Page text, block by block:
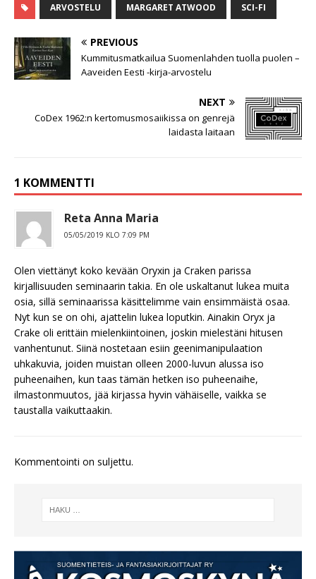
ARVOSTELU MARGARET ATWOOD SCI-FI
PREVIOUS
Kummitusmatkailua Suomenlahden tuolla puolen –
Aaveiden Eesti -kirja-arvostelu
NEXT
CoDex 1962:n kertomusmosaiikissa on genrejä
laidasta laitaan
1 KOMMENTTI
Reta Anna Maria
05/05/2019 KLO 7:09 PM
Olen viettänyt koko kevään Oryxin ja Craken parissa
kirjallisuuden seminaarin takia. En ole uskaltanut lukea muita
osia, sillä seminaarissa käsittelimme vain ensimmäistä osaa.
Nyt kun se on ohi, ajattelin lukea loputkin. Ainakin Oryx ja
Crake oli erittäin mielenkiintoinen, joskin mielestäni hitusen
vanhentunut. Siinä nostetaan esiin geenimanipulaation
uhkakuvia, joiden muistan olleen 2000-luvun alussa iso
puheenaihen, kun taas tämän hetken iso puheenaihe,
ilmastonmuutos, jää kirjassa hyvin vähäiselle, vaikka se
taustalla vaikuttaakin.
Kommentointi on suljettu.